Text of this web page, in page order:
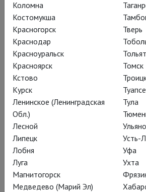
Подписаться на рассылку
СОСТАВ О СПЕКТАКЛЕ
ТЕАТР
Действующие лица и
Малкольм
Сэмюэл Криси
Коломна
Костомукша
Красногорск
Краснодар
Красноуральск
Красноярск
Кстово
Курск
Ленинское (Ленинградская
Обл.)
Лесной
Липецк
Лобня
Луга
Магнитогорск
Медведево (Марий Эл)
Тверь
Томск
Туапсе
Тула
Усть-
Уфа
Ухта